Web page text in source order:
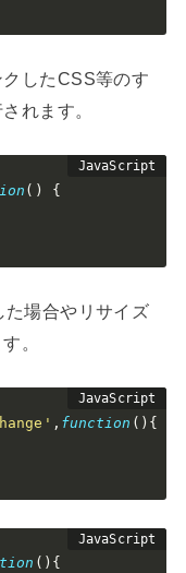
したCSS等のす
れます。
( )
{
場合やリサイズ
。
, function ( ) {
( ) {